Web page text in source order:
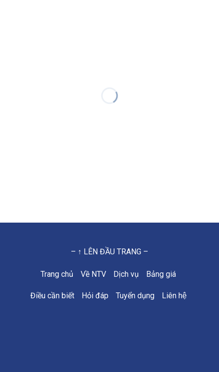
– ↑ LÊN ĐẦU TRANG –
Trang chủ Về NTV Dịch vụ Bảng giá
Điều cần biết Hỏi đáp Tuyển dụng Liên hệ